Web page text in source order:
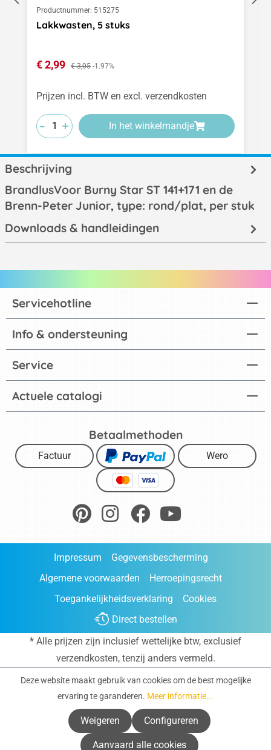
Productnummer: 515275
Lakkwasten, 5 stuks
Verkoopprijs:
€ 2,99 Normale prijs:
€ 3,05 -1.97%
Prijzen incl. BTW en excl. verzendkosten
-
-
- +
+
+ In het winkelmandje
Beschrijving
BrandlusVoor Burny Star ST 141+171 en de
Brenn-Peter Junior, type: rond/plat, per stuk
Downloads & handleidingen
Actuele catalogi
Servicehotline
Info & ondersteuning
Service
Betaalmethoden
Factuur Wero
Impressum
Gegevensbescherming
Algemene voorwaarden
Herroepingsrecht
Toegankelijkheidsverklaring
Cookies
Direct bestellen
* Alle prijzen zijn inclusief wettelijke btw, exclusief
verzendkosten, tenzij anders vermeld.
Deze website maakt gebruik van cookies om de best mogelijke
ervaring te garanderen. Meer informatie...
Weigeren Configureren
Aanvaard alle cookies